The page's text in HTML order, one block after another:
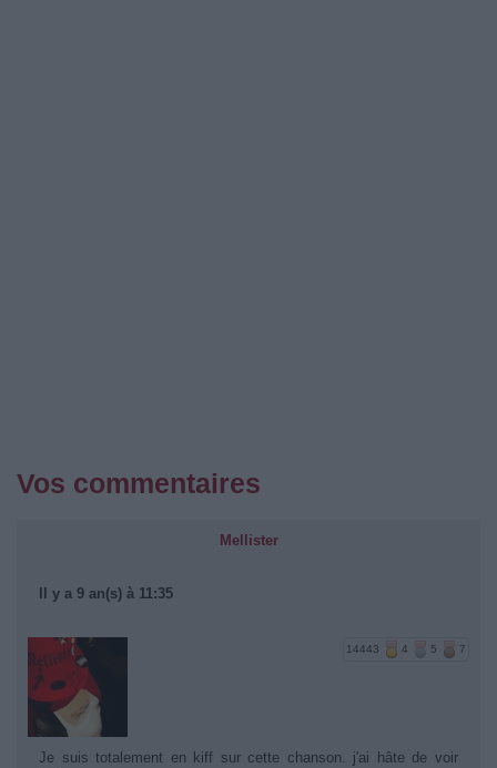
Vos commentaires
Mellister
Il y a 9 an(s) à 11:35
14443 4 5 7
Je suis totalement en kiff sur cette chanson. j'ai hâte de voir